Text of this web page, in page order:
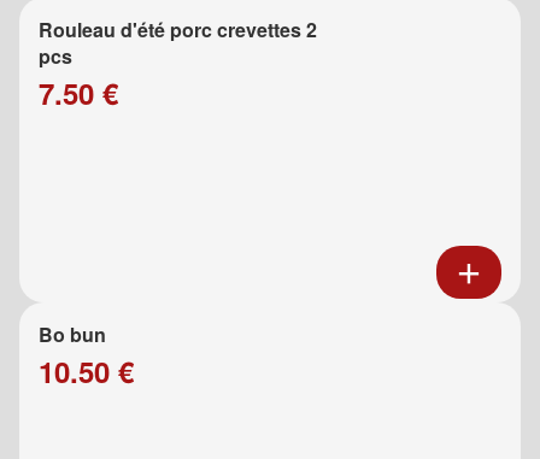
Rouleau d'été porc crevettes 2
pcs
7.50 €
Bo bun
10.50 €